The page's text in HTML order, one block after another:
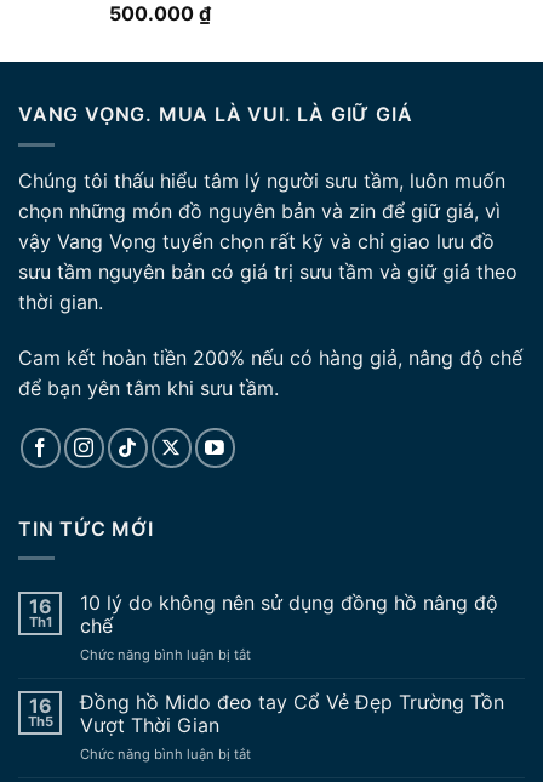
Được xếp
500.000 ₫
VANG VỌNG. MUA LÀ VUI. LÀ GIỮ GIÁ
Chúng tôi thấu hiểu tâm lý người sưu tầm, luôn muốn
chọn những món đồ nguyên bản và zin để giữ giá, vì
vậy Vang Vọng tuyển chọn rất kỹ và chỉ giao lưu đồ
sưu tầm nguyên bản có giá trị sưu tầm và giữ giá theo
thời gian.
Cam kết hoàn tiền 200% nếu có hàng giả, nâng độ chế
để bạn yên tâm khi sưu tầm.
TIN TỨC MỚI
16
Th1
10 lý do không nên sử dụng đồng hồ nâng độ
chế
Chức năng bình luận bị tắtở
lý
nên
16
Th5
Đồng hồ Mido đeo tay Cổ Vẻ Đẹp Trường Tồn
Vượt Thời Gian
Chức năng bình luận bị tắtở